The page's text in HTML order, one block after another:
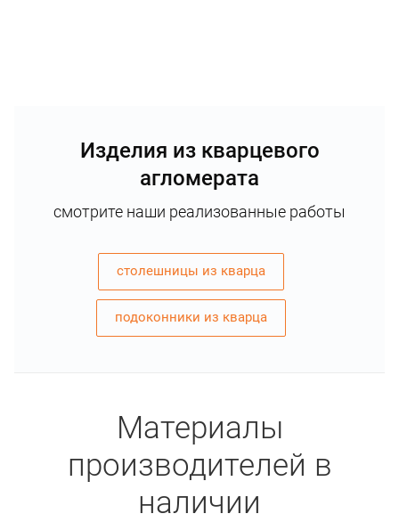
Изделия из кварцевого
агломерата
смотрите наши реализованные работы
столешницы из кварца
подоконники из кварца
Материалы
производителей в
наличии